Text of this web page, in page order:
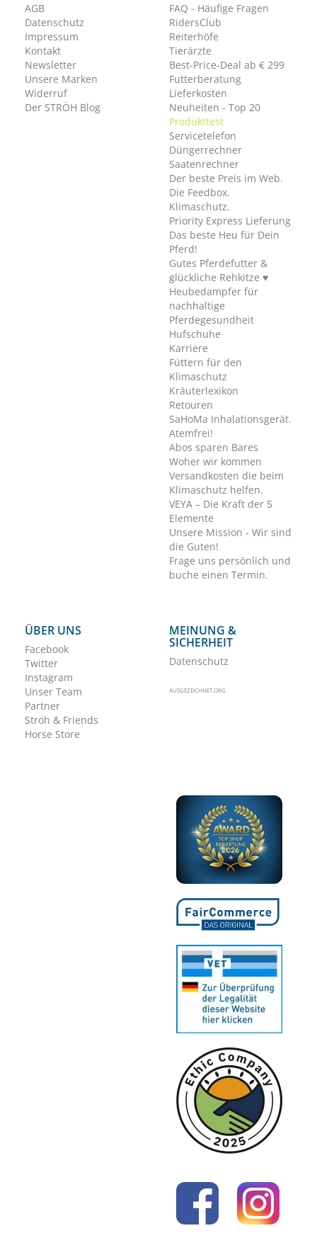
AGB
Datenschutz
Impressum
Kontakt
Newsletter
Unsere Marken
Widerruf
Der STRÖH Blog
FAQ - Häufige Fragen
RidersClub
Reiterhöfe
Tierärzte
Best-Price-Deal ab € 299
Futterberatung
Lieferkosten
Neuheiten - Top 20
Produkttest
Servicetelefon
Düngerrechner
Saatenrechner
Der beste Preis im Web.
Die Feedbox.
Klimaschutz.
Priority Express Lieferung
Das beste Heu für Dein
Pferd!
Gutes Pferdefutter &
glückliche Rehkitze ♥
Heubedampfer für
nachhaltige
Pferdegesundheit
Hufschuhe
Karriere
Füttern für den
Klimaschutz
Kräuterlexikon
Retouren
SaHoMa Inhalationsgerät.
Atemfrei!
Abos sparen Bares
Woher wir kommen
Versandkosten die beim
Klimaschutz helfen.
VEYA – Die Kraft der 5
Elemente
Unsere Mission - Wir sind
die Guten!
Frage uns persönlich und
buche einen Termin.
ÜBER UNS
Facebook
Twitter
Instagram
Unser Team
Partner
Ströh & Friends
Horse Store
MEINUNG &
SICHERHEIT
Datenschutz
AUSGEZEICHNET.ORG